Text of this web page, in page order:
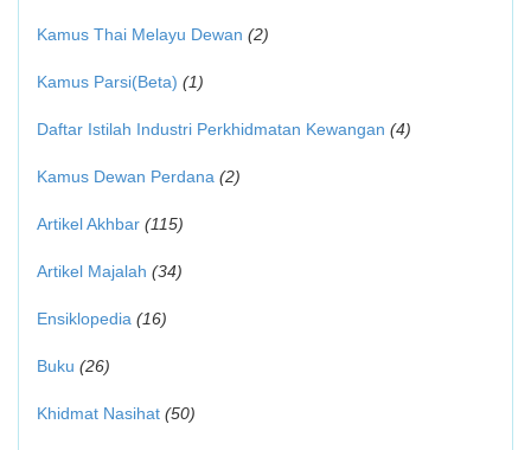
Kamus Thai Melayu Dewan (2)
Kamus Parsi(Beta) (1)
Daftar Istilah Industri Perkhidmatan Kewangan (4)
Kamus Dewan Perdana (2)
Artikel Akhbar (115)
Artikel Majalah (34)
Ensiklopedia (16)
Buku (26)
Khidmat Nasihat (50)